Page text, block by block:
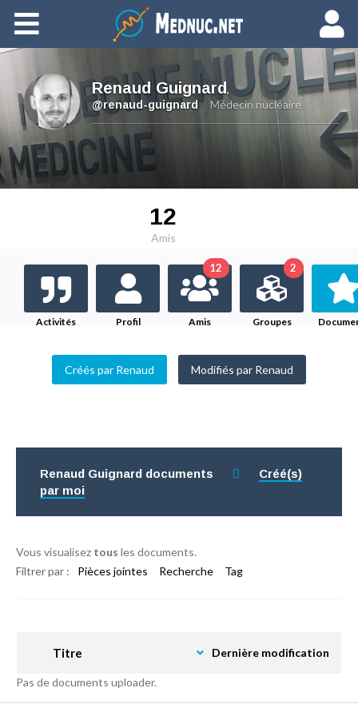
Ajouter du contenu
Renaud Guignard,
@renaud-guignard Médecin nucléaire
12
Amis
Activités Profil Amis
12
Groupes
2
Créés par Renaud Modifiés par Renaud
Renaud Guignard documents
Créé(s)
par moi
Vous visualisez tous les documents.
Filtrer par :
Pièces jointes Recherche Tag
Titre Dernière modification
Pas de documents uploader.